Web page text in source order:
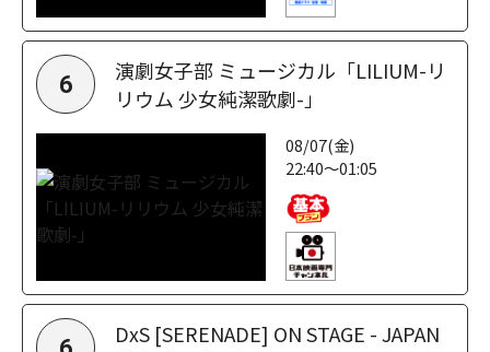
6
演劇女子部 ミュージカル「LILIUM-リ
リウム 少女純潔歌劇-」
08/07(金)
22:40～01:05
DxS [SERENADE] ON STAGE - JAPAN